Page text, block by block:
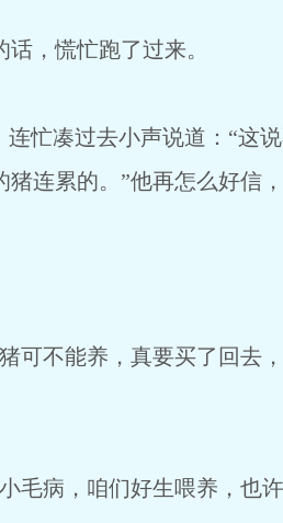
，慌忙跑了过来。
凑过去小声说道：“这
连累的。”他再怎么好信
不能养，真要买了回去
病，咱们好生喂养，也许